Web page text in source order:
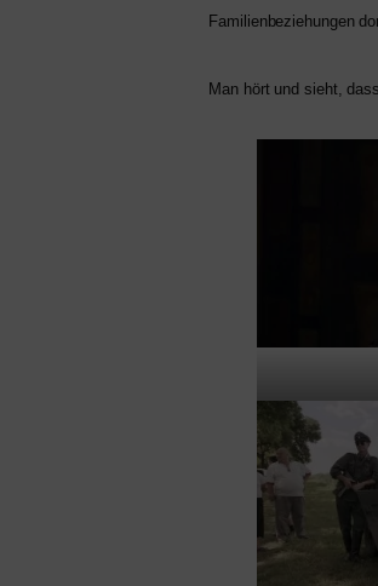
Familienbeziehungen
Man hört und sieht,